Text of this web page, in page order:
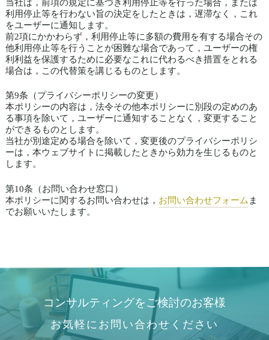
当社は，前項の規定に基づき利用停止等を行った場合，または
利用停止等を行わない旨の決定をしたときは，遅滞なく，これ
をユーザーに通知します。
前2項にかかわらず，利用停止等に多額の費用を有する場合その
他利用停止等を行うことが困難な場合であって，ユーザーの権
利利益を保護するために必要なこれに代わるべき措置をとれる
場合は，この代替策を講じるものとします。
第9条（プライバシーポリシーの変更）
本ポリシーの内容は，法令その他本ポリシーに別段の定めのあ
る事項を除いて，ユーザーに通知することなく，変更すること
ができるものとします。
当社が別途定める場合を除いて，変更後のプライバシーポリシ
ーは，本ウェブサイトに掲載したときから効力を生じるものと
します。
第10条（お問い合わせ窓口）
本ポリシーに関するお問い合わせは， お問い合わせフォーム ま
でお願いいたします。
コンサルティングをご検討のお客様
お気軽にお問い合わせください